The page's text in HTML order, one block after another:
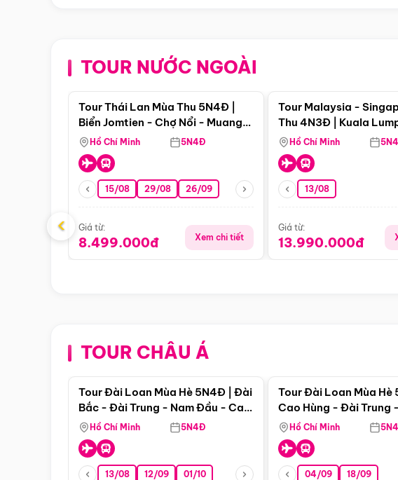
TOUR NƯỚC NGOÀI
Điểm nổi bật
Tour Thái Lan Mùa Thu 5N4Đ |
Biển Jomtien - Chợ Nổi - Muang
Boran - Suanthai
Hồ Chí Minh 5N4Đ
15/08 29/08 26/09
Giá từ:
8.499.000đ Xem chi tiết
Tour Malaysia -
Thu 4N3Đ | Kuala
Malacca - Johor Baru -
Singapore
Hồ Chí Minh
13/08
Giá từ:
13.990.000đ
‹
TOUR CHÂU ÁĐiểm nổi bật
Tour Đài Loan Mùa Hè 5N4Đ | Đài
Bắc - Đài Trung - Nam Đầu - Cao
Hùng ( Bay Vn)
Hồ Chí Minh 5N4Đ
13/08 12/09 01/10
Tour Đài Loan Mùa Hè
Cao Hùng - Đài Trung
(Bay Vj)
Hồ Chí Minh
04/09 18/09